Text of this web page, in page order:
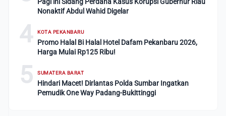
Nonaktif Abdul Wahid Digelar
4 KOTA PEKANBARU
Promo Halal Bi Halal Hotel Dafam Pekanbaru 2026,
Harga Mulai Rp125 Ribu!
5 SUMATERA BARAT
Hindari Macet! Dirlantas Polda Sumbar Ingatkan
Pemudik One Way Padang-Bukittinggi